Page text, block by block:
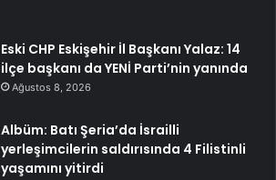
Eski CHP Eskişehir İl Başkanı Yalaz: 14
ilçe başkanı da YENİ Parti’nin yanında
Ağustos 8, 2026
Albüm: Batı Şeria’da İsrailli
yerleşimcilerin saldırısında 4 Filistinli
yaşamını yitirdi